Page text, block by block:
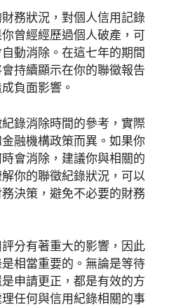
務狀況，對個人信用記錄
曾經經歷過個人破產，可
動消除。在這七年的期間
持續顯示在你的聯徵報告
負面影響。
錄消除時間的參考，實際
融機構政策而異。如果你
會消除，建議你與相關的
你的聯徵紀錄狀況，可以
決策，避免不必要的財務
分有著重大的影響，因此
相當重要的。無論是等待
申請更正，都是有效的方
任何與信用紀錄相關的事